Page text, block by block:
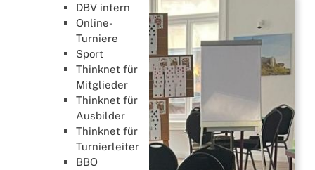
DBV intern
Online-
Turniere
Sport
Thinknet für
Mitglieder
Thinknet für
Ausbilder
Thinknet für
Turnierleiter
BBO